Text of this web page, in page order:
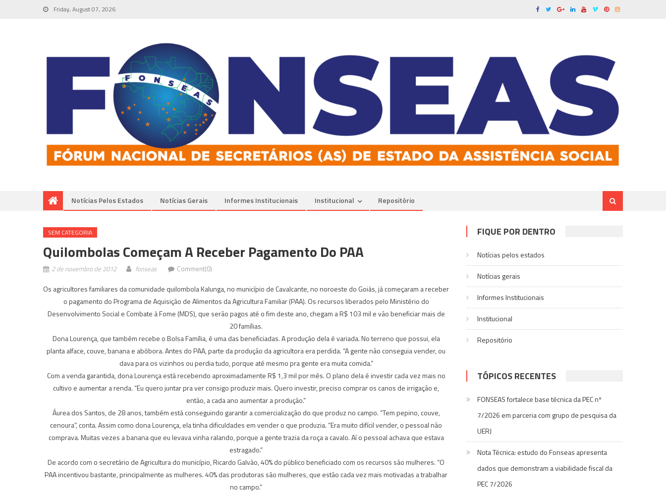
Friday, August 07, 2026
Notícias Pelos Estados Notí­cias Gerais Informes Institucionais Institucional Repositório
SEM CATEGORIA
Quilombolas Começam A Receber Pagamento Do PAA
2 de novembro de 2012 fonseas Comment(0)
Os agricultores familiares da comunidade quilombola Kalunga, no município de Cavalcante, no noroeste do Goiás, já começaram a receber
o pagamento do Programa de Aquisição de Alimentos da Agricultura Familiar (PAA). Os recursos liberados pelo Ministério do
Desenvolvimento Social e Combate à Fome (MDS), que serão pagos até o fim deste ano, chegam a R$ 103 mil e vão beneficiar mais de
20 famílias.
Dona Lourença, que também recebe o Bolsa Família, é uma das beneficiadas. A produção dela é variada. No terreno que possui, ela
planta alface, couve, banana e abóbora. Antes do PAA, parte da produção da agricultora era perdida. “A gente não conseguia vender, ou
dava para os vizinhos ou perdia tudo, porque até mesmo pra gente era muita comida.”
Com a venda garantida, dona Lourença está recebendo aproximadamente R$ 1,3 mil por mês. O plano dela é investir cada vez mais no
cultivo e aumentar a renda. “Eu quero juntar pra ver consigo produzir mais. Quero investir, preciso comprar os canos de irrigação e,
então, a cada ano aumentar a produção.”
Áurea dos Santos, de 28 anos, também está conseguindo garantir a comercialização do que produz no campo. “Tem pepino, couve,
cenoura”, conta. Assim como dona Lourença, ela tinha dificuldades em vender o que produzia. “Era muito difícil vender, o pessoal não
comprava. Muitas vezes a banana que eu levava vinha ralando, porque a gente trazia da roça a cavalo. Aí o pessoal achava que estava
estragado.”
De acordo com o secretário de Agricultura do município, Ricardo Galvão, 40% do público beneficiado com os recursos são mulheres. “O
PAA incentivou bastante, principalmente as mulheres. 40% das produtoras são mulheres, que estão cada vez mais motivadas a trabalhar
no campo.”
FIQUE POR DENTRO
Notícias pelos estados
Notí­cias gerais
Informes Institucionais
Institucional
Repositório
TÓPICOS RECENTES
FONSEAS fortalece base técnica da PEC nº
7/2026 em parceria com grupo de pesquisa da
UERJ
Nota Técnica: estudo do Fonseas apresenta
dados que demonstram a viabilidade fiscal da
PEC 7/2026